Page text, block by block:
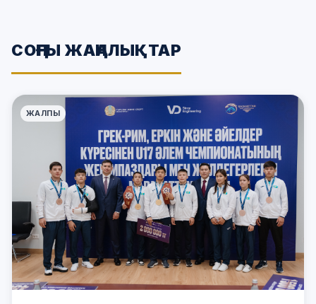
СОҢҒЫ ЖАҢАЛЫҚТАР
ЖАЛПЫ